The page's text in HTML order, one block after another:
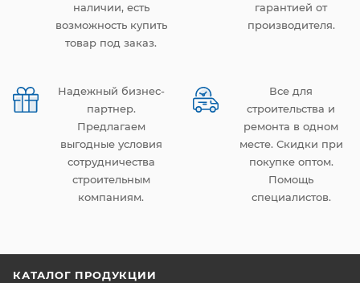
наличии, есть
возможность купить
товар под заказ.
гарантией от
производителя.
Надежный бизнес-
партнер.
Предлагаем
выгодные условия
сотрудничества
строительным
компаниям.
Все для
строительства и
ремонта в одном
месте. Скидки при
покупке оптом.
Помощь
специалистов.
КАТАЛОГ ПРОДУКЦИИ